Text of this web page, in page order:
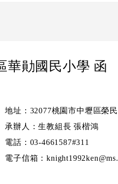
華勛國民小學 函
地址：32077桃園市中壢區榮
承辦人：生教組長 張楷鴻
電話：03-4661587#311
電子信箱：